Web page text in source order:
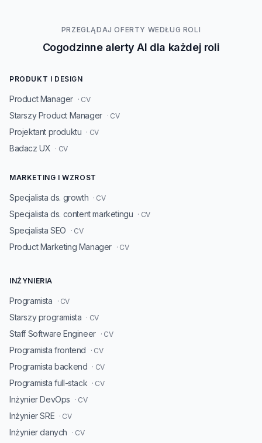
PRZEGLĄDAJ OFERTY WEDŁUG ROLI
Cogodzinne alerty AI dla każdej roli
PRODUKT I DESIGN
Product Manager · CV
Starszy Product Manager · CV
Projektant produktu · CV
Badacz UX · CV
MARKETING I WZROST
Specjalista ds. growth · CV
Specjalista ds. content marketingu · CV
Specjalista SEO · CV
Product Marketing Manager · CV
INŻYNIERIA
Programista · CV
Starszy programista · CV
Staff Software Engineer · CV
Programista frontend · CV
Programista backend · CV
Programista full-stack · CV
Inżynier DevOps · CV
Inżynier SRE · CV
Inżynier danych · CV